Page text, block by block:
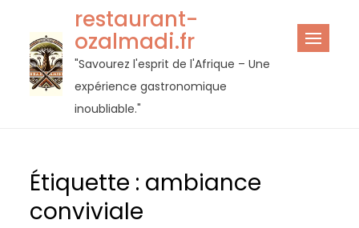
contenu
restaurant-
ozalmadi.fr
"Savourez l'esprit de l'Afrique – Une
expérience gastronomique
inoubliable."
Étiquette : ambiance
conviviale